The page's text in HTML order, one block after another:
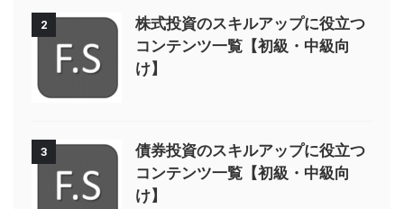
2
株式投資のスキルアップに役立つ
コンテンツ一覧【初級・中級向
け】
3
債券投資のスキルアップに役立つ
コンテンツ一覧【初級・中級向
け】